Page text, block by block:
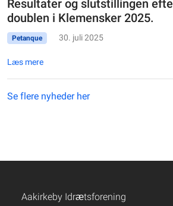
Resultater og slutstillingen
doublen i Klemensker 2025.
Petanque 30. juli 2025
Læs mere
Se flere nyheder her
Aakirkeby Idrætsforening